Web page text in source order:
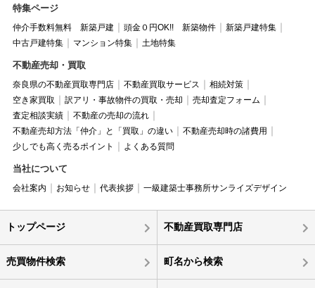
特集ページ
仲介手数料無料 新築戸建 頭金０円OK!! 新築物件
新築戸建特集
中古戸建特集
マンション特集 土地特集
不動産売却・買取
奈良県の不動産買取専門店 不動産買取サービス
相続対策
空き家買取
訳アリ・事故物件の買取・売却
売却査定フォーム
査定相談実績
不動産の売却の流れ
不動産売却方法「仲介」と「買取」の違い
不動産売却時の諸費用
少しでも高く売るポイント
よくある質問
当社について
会社案内 お知らせ 代表挨拶 一級建築士事務所サンライズデザイン
トップページ 不動産買取専門店
売買物件検索 町名から検索